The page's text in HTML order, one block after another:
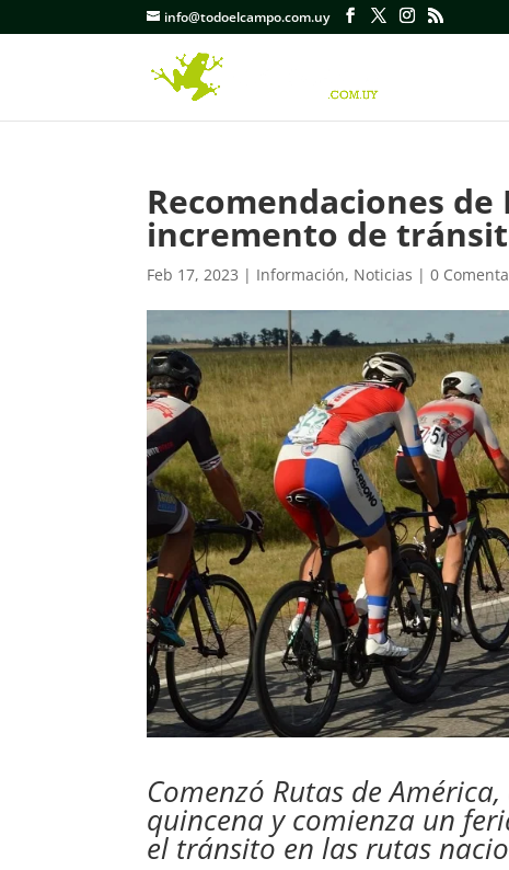
info@todoelcampo.com.uy
Recomendaciones
incremento de
Feb 17, 2023 | Información, Noticias |0
Comenzó Rutas de
quincena y comienza un
el tránsito en las rutas